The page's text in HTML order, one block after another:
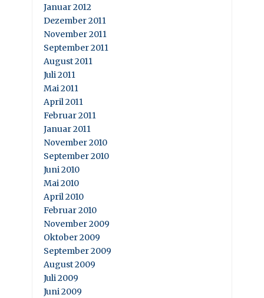
Januar 2012
Dezember 2011
November 2011
September 2011
August 2011
Juli 2011
Mai 2011
April 2011
Februar 2011
Januar 2011
November 2010
September 2010
Juni 2010
Mai 2010
April 2010
Februar 2010
November 2009
Oktober 2009
September 2009
August 2009
Juli 2009
Juni 2009